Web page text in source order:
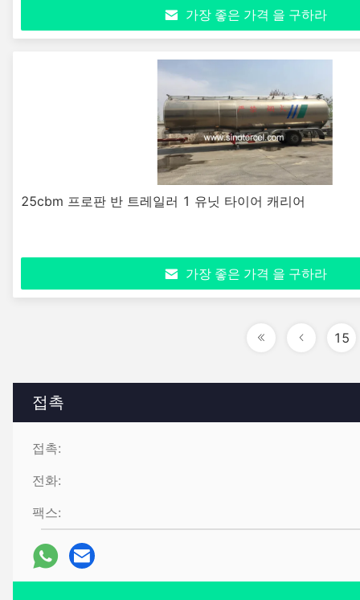
접촉
접촉:
전화:
팩스:
가장 좋은 가격 을 구하라
25cbm 프로판 반 트레일러 1 유닛 타이어 캐리어
가장 좋은 가격 을 구하라
15